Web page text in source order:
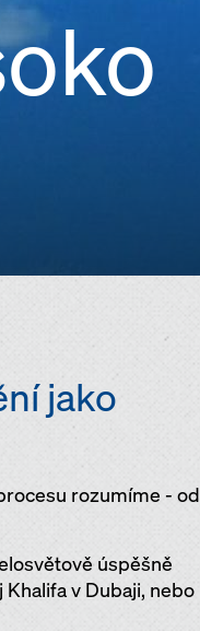
jako
rozumíme - od
úspěšně
v Dubaji, nebo